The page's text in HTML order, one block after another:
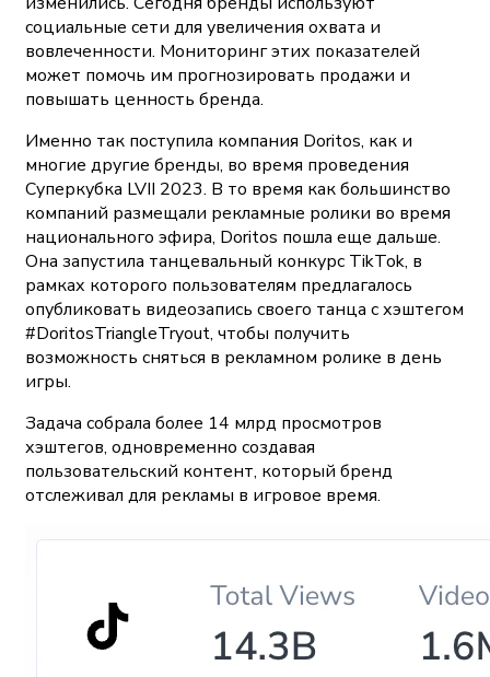
социальные сети для увеличения охвата и
вовлеченности. Мониторинг этих показателей
может помочь им прогнозировать продажи и
повышать ценность бренда.
Именно так поступила компания Doritos, как и
многие другие бренды, во время проведения
Суперкубка LVII 2023. В то время как большинство
компаний размещали рекламные ролики во время
национального эфира, Doritos пошла еще дальше.
Она запустила танцевальный конкурс TikTok, в
рамках которого пользователям предлагалось
опубликовать видеозапись своего танца с хэштегом
#DoritosTriangleTryout, чтобы получить
возможность сняться в рекламном ролике в день
игры.
Задача собрала более 14 млрд просмотров
хэштегов, одновременно создавая
пользовательский контент, который бренд
отслеживал для рекламы в игровое время.